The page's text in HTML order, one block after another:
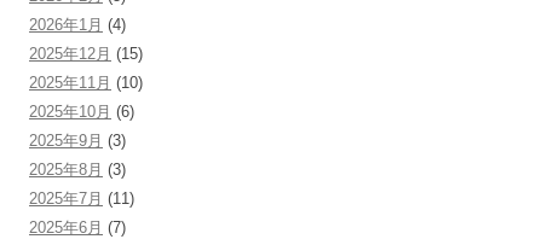
2026年1月 (4)
2025年12月 (15)
2025年11月 (10)
2025年10月 (6)
2025年9月 (3)
2025年8月 (3)
2025年7月 (11)
2025年6月 (7)